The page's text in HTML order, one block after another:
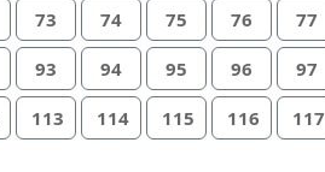
73 74 75 76 77
93 94 95 96 97
113 114 115 116 117